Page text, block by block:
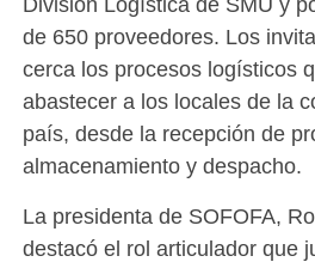
de 650 proveedores. Los
cerca los procesos logísticos
abastecer a los locales de la
país, desde la recepción de
almacenamiento y despacho.
La presidenta de SOFOFA,
destacó el rol articulador que